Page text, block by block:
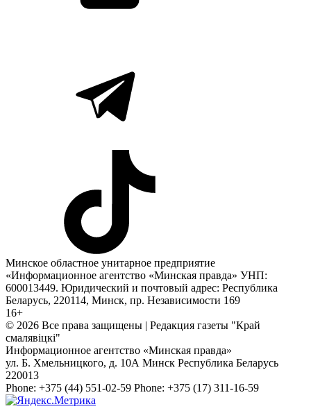
Минское областное унитарное предприятие
«Информационное агентство «Минская правда» УНП:
600013449. Юридический и почтовый адрес: Республика
Беларусь, 220114, Минск, пр. Независимости 169
16+
© 2026 Все права защищены | Редакция газеты "Край
смалявiцкi"
Информационное агентство «Минская правда»
ул. Б. Хмельницкого, д. 10А Минск Республика Беларусь
220013
Phone: +375 (44) 551-02-59 Phone: +375 (17) 311-16-59